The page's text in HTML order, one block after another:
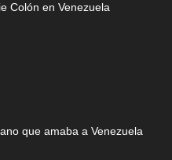
Colón en Venezuela
que amaba a Venezuela